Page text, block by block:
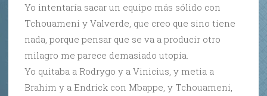
Yo intentaría sacar un equipo más sólido con
Tchouameni y Valverde, que creo que sino tiene
nada, porque pensar que se va a producir otro
milagro me parece demasiado utopía.
Yo quitaba a Rodrygo y a Vinicius, y metia a
Brahim y a Endrick con Mbappe, y Tchouameni,